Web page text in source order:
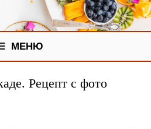
МЕНЮ
Рецепт с фото